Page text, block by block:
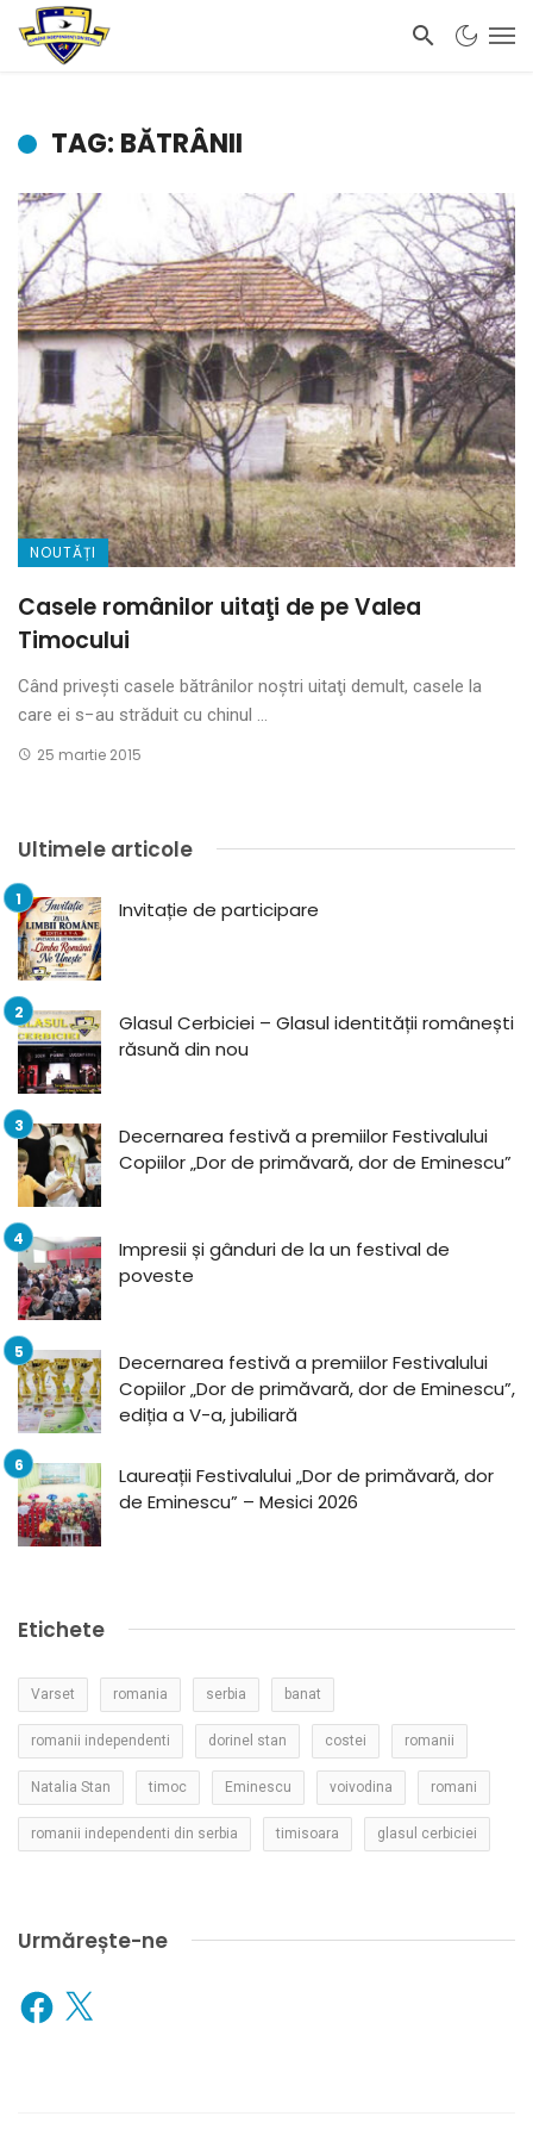
TAG: BĂTRÂNII
NOUTĂȚI
Casele românilor uitaţi de pe Valea
Timocului
Când privești casele bătrânilor noştri uitaţi demult, casele la
care ei s−au străduit cu chinul ...
25 martie 2015
Ultimele articole
Invitație de participare
Glasul Cerbiciei – Glasul identității românești
răsună din nou
Decernarea festivă a premiilor Festivalului
Copiilor „Dor de primăvară, dor de Eminescu”
Impresii și gânduri de la un festival de
poveste
Decernarea festivă a premiilor Festivalului
Copiilor „Dor de primăvară, dor de Eminescu”,
ediția a V-a, jubiliară
Laureații Festivalului „Dor de primăvară, dor
de Eminescu” – Mesici 2026
Etichete
Varset romania serbia banat
romanii independenti dorinel stan costei romanii
Natalia Stan timoc Eminescu voivodina romani
romanii independenti din serbia timisoara glasul cerbiciei
Urmărește-ne
Facebook
X